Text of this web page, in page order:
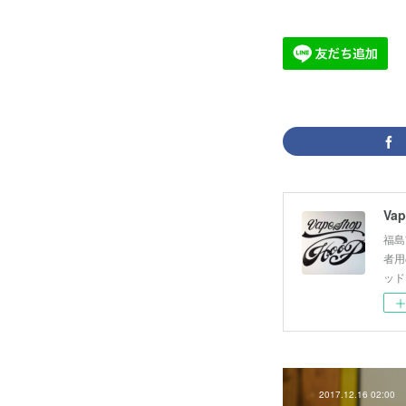
福
者
ッ
2017.12.16 02:00